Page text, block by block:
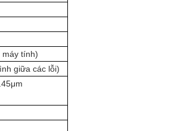
máy tính)
giữa các lỗi)